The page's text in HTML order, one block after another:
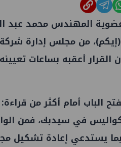
المهندس محمد عبد
(إيكم)، من مجلس إدارة شركة
القرار أعقبه بساعات
الباب أمام أكثر من قراءة:
في سيدبك، فمن
يستدعي إعادة تشكيل